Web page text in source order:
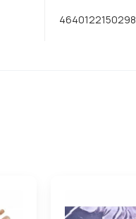
4640122150298